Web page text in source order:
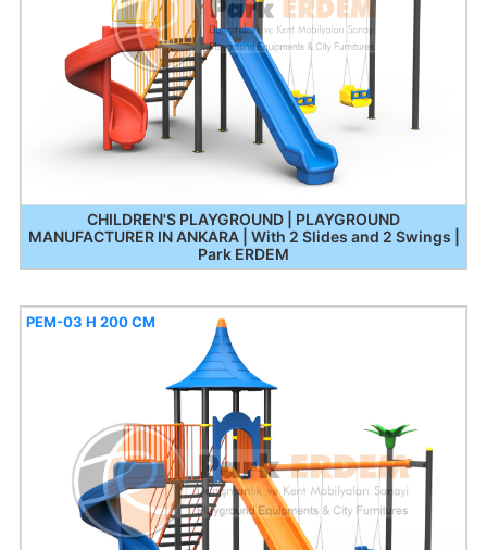
CHILDREN'S PLAYGROUND | PLAYGROUND
MANUFACTURER IN ANKARA | With 2 Slides and 2 Swings |
Park ERDEM
PEM-03 H 200 CM